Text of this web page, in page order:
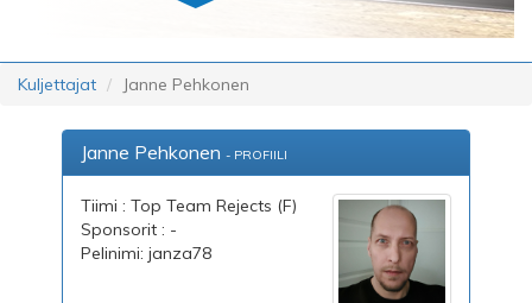
Kuljettajat Janne Pehkonen
Janne Pehkonen - PROFIILI
Tiimi : Top Team Rejects (F)
Sponsorit : -
Pelinimi: janza78